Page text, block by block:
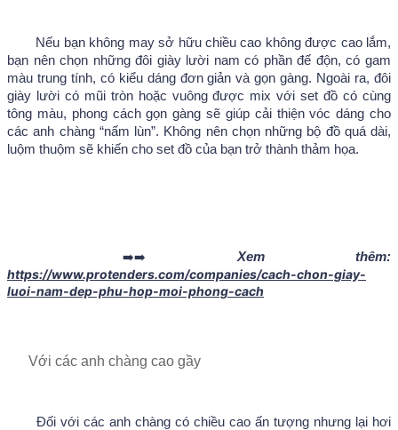
Nếu bạn không may sở hữu chiều cao không được cao lắm,
bạn nên chọn những đôi giày lười nam có phần đế độn, có gam
màu trung tính, có kiểu dáng đơn giản và gọn gàng. Ngoài ra, đôi
giày lười có mũi tròn hoặc vuông được mix với set đồ có cùng
tông màu, phong cách gọn gàng sẽ giúp cải thiện vóc dáng cho
các anh chàng “nấm lùn”. Không nên chọn những bộ đồ quá dài,
luộm thuộm sẽ khiến cho set đồ của bạn trở thành thảm họa.
	➡️➡️
https://www.protenders.com/companies/cach-chon-giay-
luoi-nam-dep-phu-hop-moi-phong-cach
Với các anh chàng cao gầy
Đối với các anh chàng có chiều cao ấn tượng nhưng lại hơi